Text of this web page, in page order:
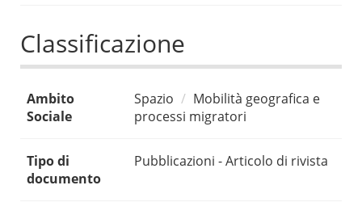
Classificazione
Ambito
Sociale
Spazio
Mobilità geografica e
processi migratori
Tipo di
documento
Pubblicazioni - Articolo di rivista